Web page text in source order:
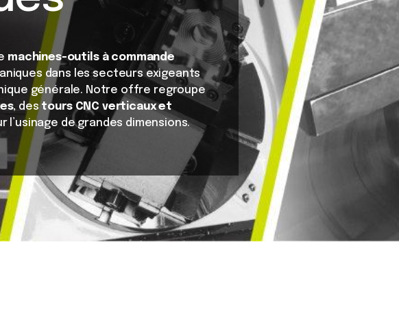
machines-outils à commande
dans les secteurs exigeants
générale. Notre offre regroupe
, destours CNC verticaux et
l’usinage de grandes dimensions.